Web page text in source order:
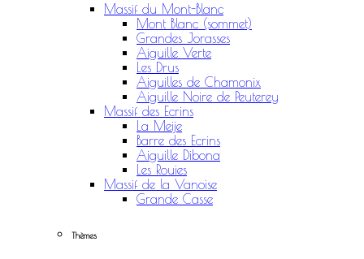
Massif du Mont-Blanc
Mont Blanc (sommet)
Grandes Jorasses
Aiguille Verte
Les Drus
Aiguilles de Chamonix
Aiguille Noire de Peuterey
Massif des Ecrins
La Meije
Barre des Ecrins
Aiguille Dibona
Les Rouies
Massif de la Vanoise
Grande Casse
Thèmes